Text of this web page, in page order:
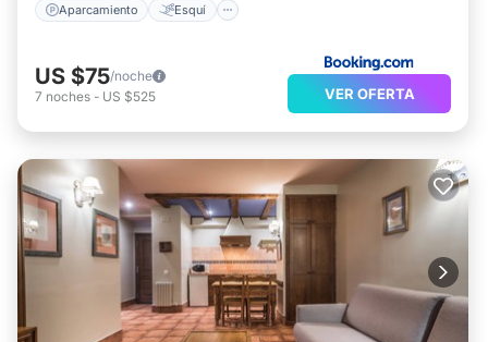
Aparcamiento Esquí
US $75/noche
7 noches - US $525 VER OFERTA